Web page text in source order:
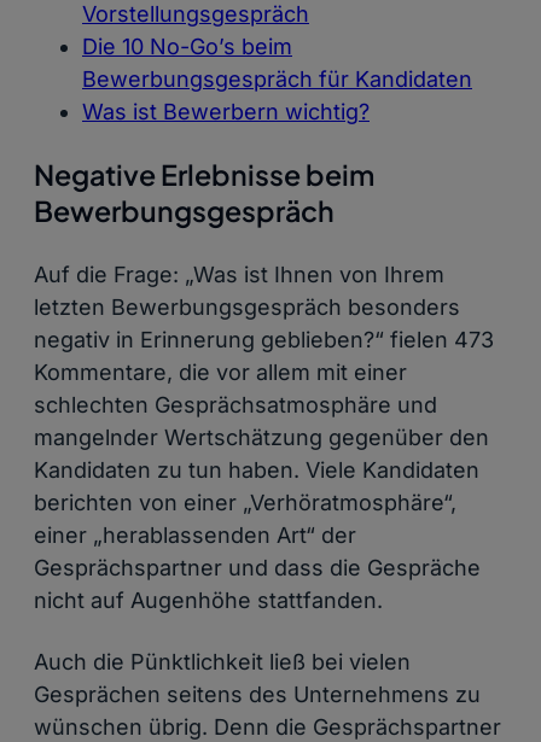
Vorstellungsgespräch
Die 10 No-Go’s beim
Bewerbungsgespräch für Kandidaten
Was ist Bewerbern wichtig?
Negative Erlebnisse beim
Bewerbungsgespräch
Auf die Frage: „Was ist Ihnen von Ihrem
letzten Bewerbungsgespräch besonders
negativ in Erinnerung geblieben?“ fielen 473
Kommentare, die vor allem mit einer
schlechten Gesprächsatmosphäre und
mangelnder Wertschätzung gegenüber den
Kandidaten zu tun haben. Viele Kandidaten
berichten von einer „Verhöratmosphäre“,
einer „herablassenden Art“ der
Gesprächspartner und dass die Gespräche
nicht auf Augenhöhe stattfanden.
Auch die Pünktlichkeit ließ bei vielen
Gesprächen seitens des Unternehmens zu
wünschen übrig. Denn die Gesprächspartner